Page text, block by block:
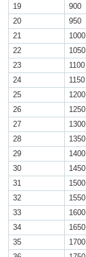
19
900
20
950
21
1000
22
1050
23
1100
24
1150
25
1200
26
1250
27
1300
28
1350
29
1400
30
1450
31
1500
32
1550
33
1600
34
1650
35
1700